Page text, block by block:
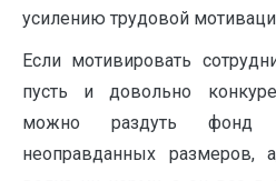
усилению трудовой
Если мотивировать
пусть и довольно
можно раздуть фонд
неоправданных размеров,